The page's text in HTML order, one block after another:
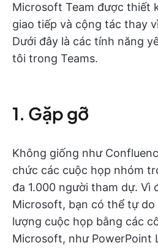
Microsoft Team được thiết
giao tiếp và cộng tác thay
Dưới đây là các tính năng
tôi trong Teams.
1. Gặp gỡ
Không giống như
chức các cuộc họp nhóm
đa 1.000 người tham dự. Vì
Microsoft, bạn có thể tự do
lượng cuộc họp bằng các
Microsoft, như PowerPoint